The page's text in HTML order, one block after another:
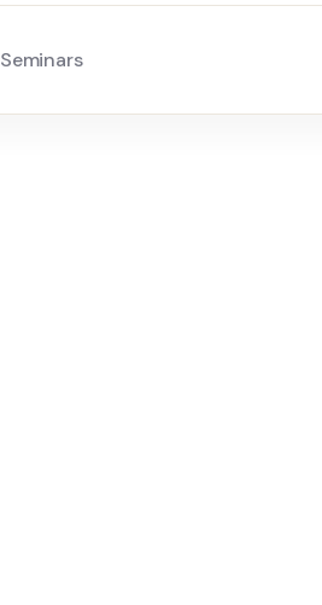
Seminars